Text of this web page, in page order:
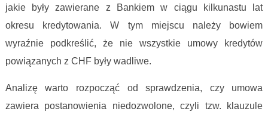
jakie były zawierane z Bankiem w ciągu kilkunastu lat
okresu kredytowania. W tym miejscu należy bowiem
wyraźnie podkreślić, że nie wszystkie umowy kredytów
powiązanych z CHF były wadliwe.
Analizę warto rozpocząć od sprawdzenia, czy umowa
zawiera postanowienia niedozwolone, czyli tzw. klauzule